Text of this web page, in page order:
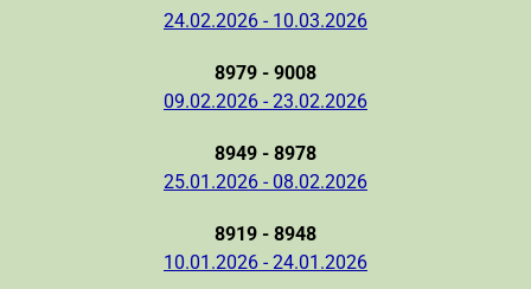
24.02.2026 - 10.03.2026
8979 - 9008
09.02.2026 - 23.02.2026
8949 - 8978
25.01.2026 - 08.02.2026
8919 - 8948
10.01.2026 - 24.01.2026